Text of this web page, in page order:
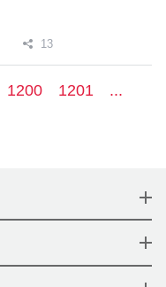
13
1200 1201
...